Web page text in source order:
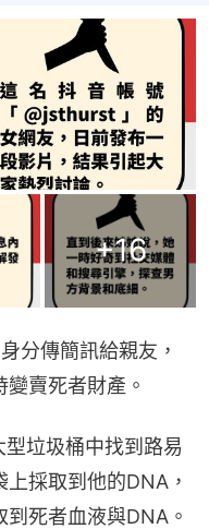
+16
分傳簡訊給親友，
賣死者財產。
垃圾桶中找到路易
採取到他的DNA，
死者血液與DNA。